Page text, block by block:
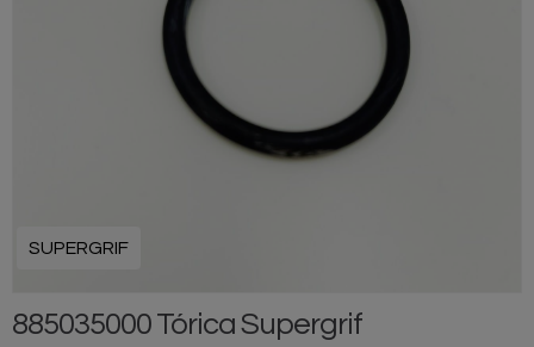
SUPERGRIF
885035000 Tórica Supergrif